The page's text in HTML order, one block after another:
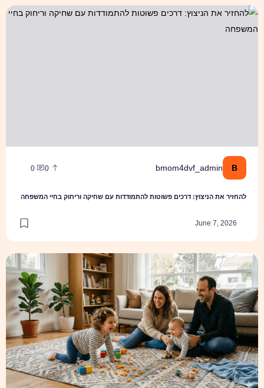
B
bmom4dvf_admin
0
0
להחזיר את הניצוץ: דרכים פשוטות להתמודדות עם שחיקה וריחוק בחיי המשפחה
June 7, 2026
להחזיר את הניצוץ: דרכים פשוטות להתמודדות עם שחיקה וריחוק בחיי
בין חיוכים, זחילות ופירורי במבה: איך בוחרים שטיח ששורד את חיי